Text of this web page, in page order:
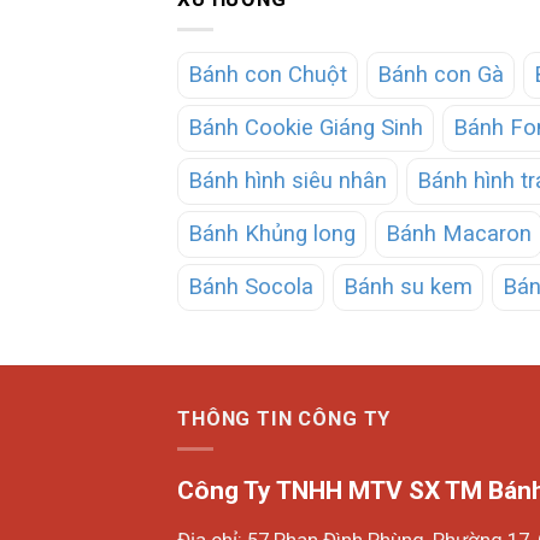
Bánh con Chuột Bánh con Gà
Bánh Cookie Giáng Sinh
Bánh
Bánh hình siêu nhân
Bánh hình
Bánh Khủng long
Bánh Macaron
Bánh Socola
Bánh su kem
THÔNG TIN CÔNG TY
Công Ty TNHH MTV SX TM